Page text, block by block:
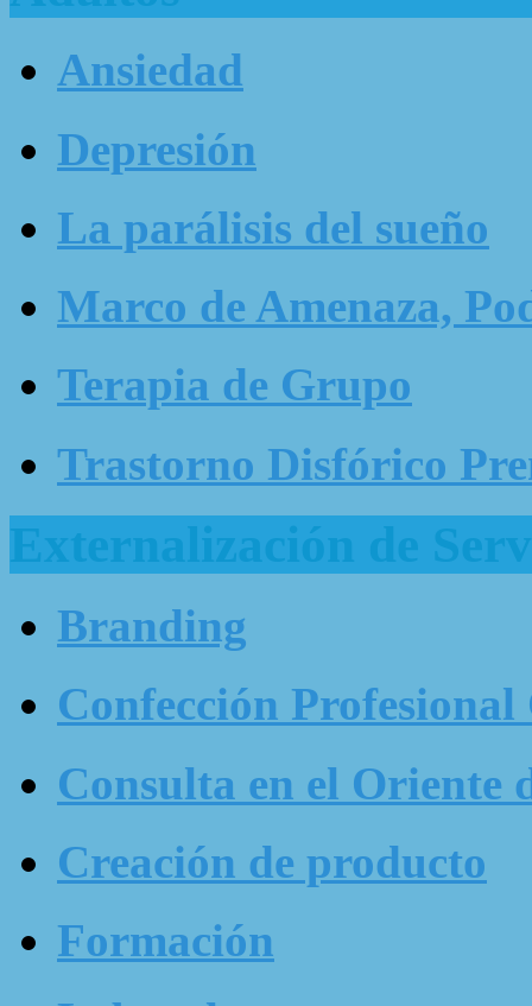
Ansiedad
Depresión
La parálisis del sueño
Marco de Amenaza,
Terapia de Grupo
Trastorno Disfórico
Externalización de
Branding
Confección Profesional
Consulta en el Oriente
Creación de producto
Formación